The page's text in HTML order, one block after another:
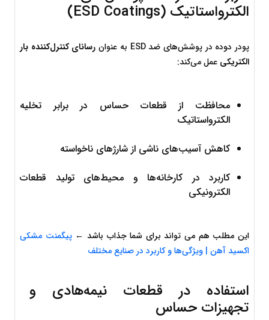
الکترواستاتیک (ESD Coatings)
پودر دوده در پوشش‌های ضد ESD به عنوان
الکتریکی عمل می‌کند:
الکترواستاتیک
کاهش آسیب‌های ناشی از شارژهای ناخواسته
الکترونیکی
این مطلب هم می تواند برای شما جذاب باشد ←
اکسید آهن | ویژگی‌ها و کاربرد در صنایع مختلف
تجهیزات حساس